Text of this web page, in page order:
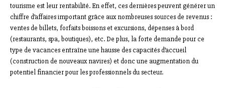
tourisme est leur rentabilité. En effet, ces dernières peuvent générer un
chiffre d’affaires important grâce aux nombreuses sources de revenus :
ventes de billets, forfaits boissons et excursions, dépenses à bord
(restaurants, spa, boutiques), etc. De plus, la forte demande pour ce
type de vacances entraîne une hausse des capacités d’accueil
(construction de nouveaux navires) et donc une augmentation du
potentiel financier pour les professionnels du secteur.